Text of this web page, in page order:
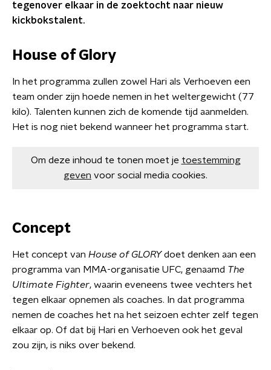
tegenover elkaar in de zoektocht naar nieuw
kickbokstalent.
House of Glory
In het programma zullen zowel Hari als Verhoeven een
team onder zijn hoede nemen in het weltergewicht (77
kilo). Talenten kunnen zich de komende tijd aanmelden.
Het is nog niet bekend wanneer het programma start.
Om deze inhoud te tonen moet je toestemming
geven voor social media cookies.
Concept
Het concept van House of GLORYdoet denken aan een
programma van MMA-organisatie UFC, genaamd The
Ultimate Fighter, waarin eveneens twee vechters het
tegen elkaar opnemen als coaches. In dat programma
nemen de coaches het na het seizoen echter zelf tegen
elkaar op. Of dat bij Hari en Verhoeven ook het geval
zou zijn, is niks over bekend.